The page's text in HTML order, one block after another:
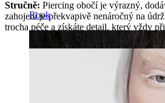
Rook
Stručně: Piercing obočí je výrazný,
zahojení je překvapivě nenáročný na
trocha péče a získáte detail, který vždy